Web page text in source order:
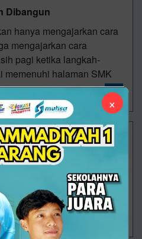
Dibangun
hanya mengajarkan cara
mengajarkan cara
pagi ketika langkah-
memenuhi halaman SMK
Arti Sebuah Tabungan
terus menghadirkan
hanya berfokus pada
juga membentuk
peserta didik. Sa
- Dilihat 89 kali
×